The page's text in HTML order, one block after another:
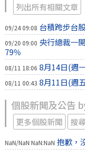
列出所有相關文章
09/24 09:08 台積跨步台
09/20 09:00 央行總裁一
79％
08/11 18:06 8月14日(週
08/11 00:43 8月11日(週
個股新聞及公告
更多個股新聞 搜
NaN/NaN NaN:NaN 抱歉，